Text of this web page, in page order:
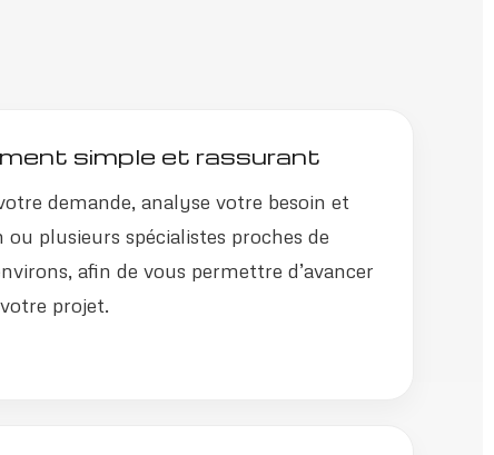
simple et rassurant
demande, analyse votre besoin et
plusieurs spécialistes proches de
afin de vous permettre d’avancer
projet.